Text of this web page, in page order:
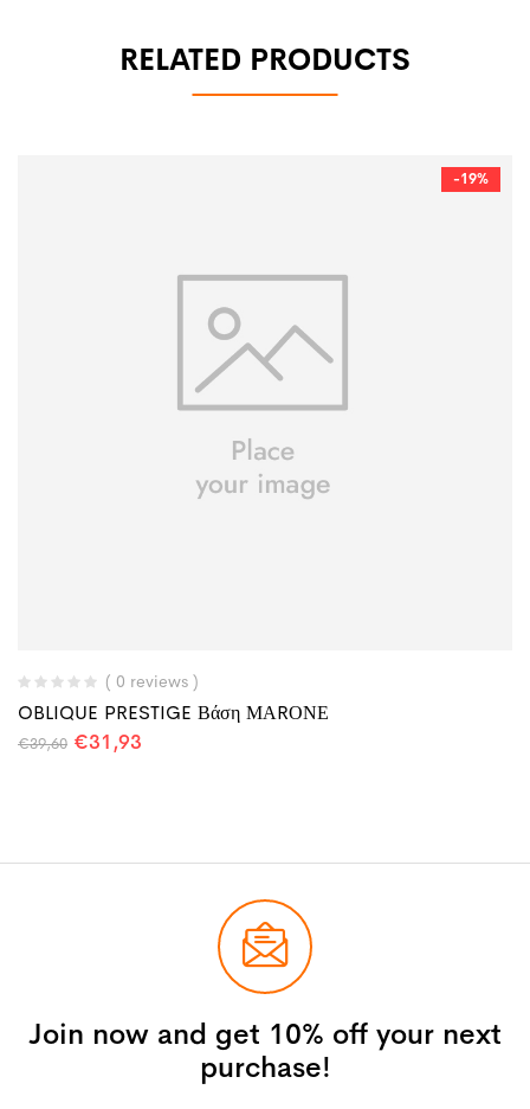
RELATED PRODUCTS
-19%
( 0 reviews )
OBLIQUE PRESTIGE Βάση ΜΑRΟΝΕ
€39,60 €31,93
Join now and get 10% off your next
purchase!